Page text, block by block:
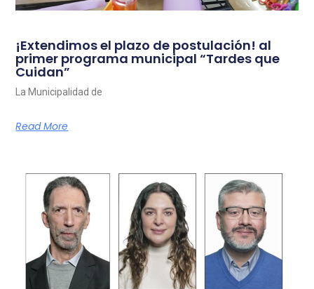
¡Extendimos el plazo de postulación! al
primer programa municipal “Tardes que
Cuidan”
La Municipalidad de
Read More